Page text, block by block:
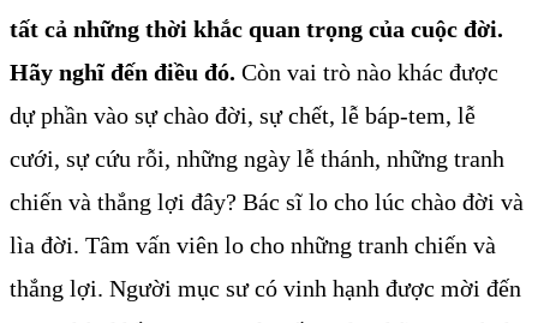
tất cả những thời khắc quan trọng của cuộc đời.
Hãy nghĩ đến điều đó. Còn vai trò nào khác được
dự phần vào sự chào đời, sự chết, lễ báp-tem, lễ
cưới, sự cứu rỗi, những ngày lễ thánh, những tranh
chiến và thắng lợi đây? Bác sĩ lo cho lúc chào đời và
lìa đời. Tâm vấn viên lo cho những tranh chiến và
thắng lợi. Người mục sư có vinh hạnh được mời đến